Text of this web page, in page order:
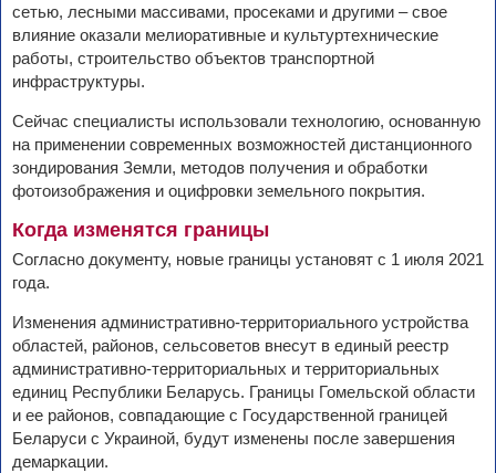
сетью, лесными массивами, просеками и другими – свое
влияние оказали мелиоративные и культуртехнические
работы, строительство объектов транспортной
инфраструктуры.
Сейчас специалисты использовали технологию, основанную
на применении современных возможностей дистанционного
зондирования Земли, методов получения и обработки
фотоизображения и оцифровки земельного покрытия.
Когда изменятся границы
Согласно документу, новые границы установят с 1 июля 2021
года.
Изменения административно-территориального устройства
областей, районов, сельсоветов внесут в единый реестр
административно-территориальных и территориальных
единиц Республики Беларусь. Границы Гомельской области
и ее районов, совпадающие с Государственной границей
Беларуси с Украиной, будут изменены после завершения
демаркации.